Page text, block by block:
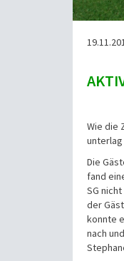
Wie die
unterlag
Die
fand
SG
der
konnte
nach